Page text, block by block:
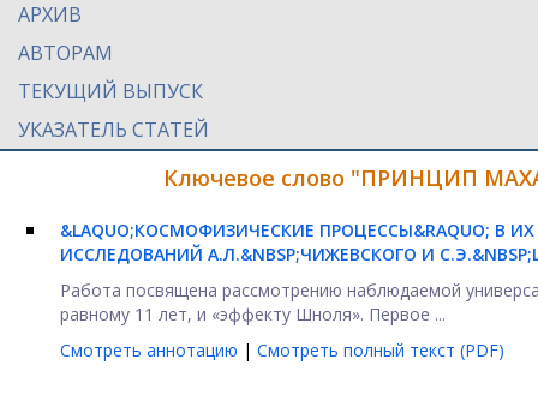
АРХИВ
АВТОРАМ
ТЕКУЩИЙ ВЫПУСК
УКАЗАТЕЛЬ СТАТЕЙ
Ключевое слово "ПРИНЦИП
&LAQUO;КОСМОФИЗИЧЕСКИЕ ПРОЦЕССЫ&RAQUO;
ИССЛЕДОВАНИЙ А.Л.&NBSP;ЧИЖЕВСКОГО И
Работа посвящена рассмотрению наблюдаемой
равному 11 лет, и «эффекту Шноля». Первое ...
Смотреть аннотацию | Смотреть полный текст (PDF)